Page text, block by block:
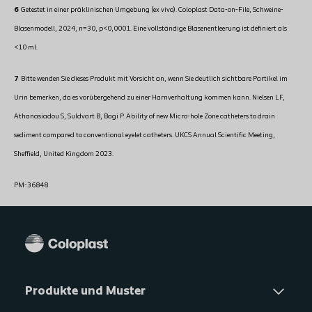
6Getestet in einer präklinischen Umgebung (ex vivo). Coloplast Data-on-File, Schweine-
Blasenmodell, 2024, n=30, p<0,0001. Eine vollständige Blasenentleerung ist definiert als
<10 ml.
7 Bitte wenden Sie dieses Produkt mit Vorsicht an, wenn Sie deutlich sichtbare Partikel im
Urin bemerken, da es vorübergehend zu einer Harnverhaltung kommen kann. Nielsen LF,
Athanasiadou S, Suldvart B, Bagi P. Ability of new Micro-hole Zone catheters to drain
sediment compared to conventional eyelet catheters. UKCS Annual Scientific Meeting,
Sheffield, United Kingdom 2023.
PM-36848
Produkte und Muster